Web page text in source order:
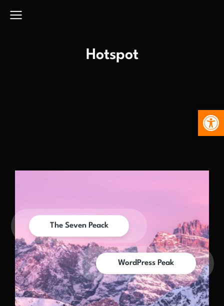
Hotspot
The Seven Peack
WordPress Peak